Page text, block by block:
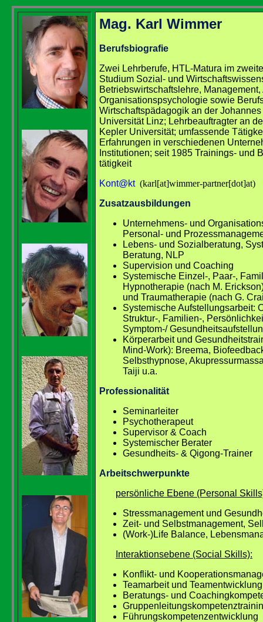
Mag. Karl Wimmer
Berufsbiografie
Zwei Lehrberufe, HTL-Matura im
Studium Sozial- und
Betriebswirtschaftslehre,
Organisationspsychologie sowie
Wirtschaftspädagogik an der
Universität Linz; Lehrbeauftragter an
Kepler Universität; umfassende
Erfahrungen in verschiedenen
Institutionen; seit 1985 Trainings- und
tätigkeit
Kont@kt (karl[at]wimmer-partner[dot]at)
Zusatzausbildungen
Unternehmens- und
Personal- und
Lebens- und Sozialberatung,
Beratung, NLP
Supervision und Coaching
Systemische Einzel-, Paar-,
Hypnotherapie (nach M.
und Traumatherapie (nach G.
Systemische Aufstellungsarbeit:
Struktur-, Familien-,
Symptom-/
Körperarbeit und
Mind-Work): Breema,
Selbsthypnose,
Taiji u.a.
Professionalität
Seminarleiter
Psychotherapeut
Supervisor & Coach
Systemischer Berater
Gesundheits- & Qigong-Trainer
Arbeitschwerpunkte
persönliche Ebene (Personal
Stressmanagement und
Zeit- und Selbstmanagement,
(Work-)Life Balance,
Interaktionsebene (Social Skills):
Konflikt- und
Teamarbeit und Teamentwicklung
Beratungs- und
Führungskompetenzentwicklung